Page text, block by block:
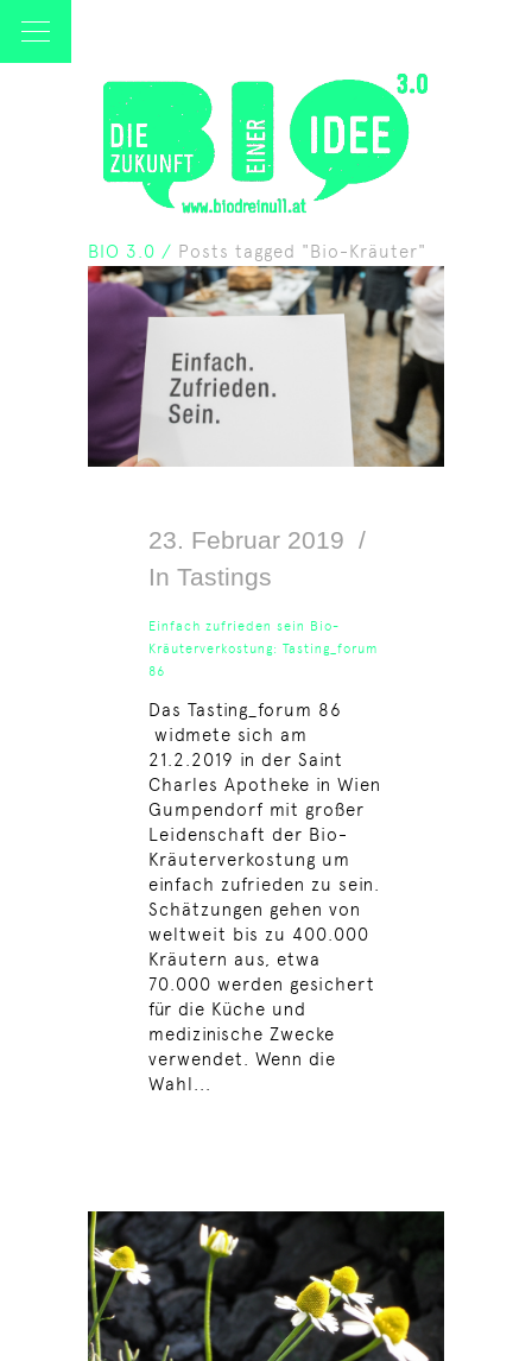
BIO 3.0 / Posts tagged "Bio-Kräuter"
23. Februar 2019
In Tastings
Einfach zufrieden sein Bio-
Kräuterverkostung: Tasting_forum
86
Das Tasting_forum 86
widmete sich am
21.2.2019 in der Saint
Charles Apotheke in Wien
Gumpendorf mit großer
Leidenschaft der Bio-
Kräuterverkostung um
einfach zufrieden zu sein.
Schätzungen gehen von
weltweit bis zu 400.000
Kräutern aus, etwa
70.000 werden gesichert
für die Küche und
medizinische Zwecke
verwendet. Wenn die
Wahl...